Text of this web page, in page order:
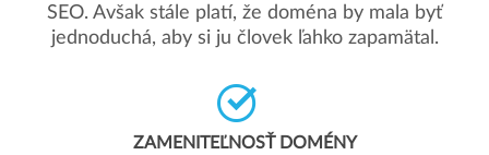
SEO. Avšak stále platí, že doména by mala byť
jednoduchá, aby si ju človek ľahko zapamätal.
ZAMENITEĽNOSŤ DOMÉNY